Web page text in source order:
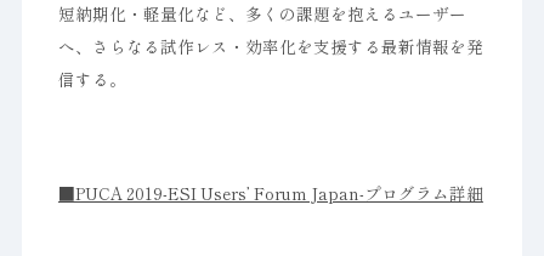
短納期化・軽量化など、多くの課題を抱えるユーザー
へ、さらなる試作レス・効率化を支援する最新情報を発
信する。
■PUCA 2019-ESI Users’ Forum Japan-プログラム詳細